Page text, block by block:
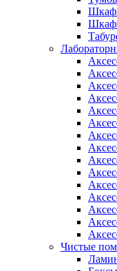
Чистые